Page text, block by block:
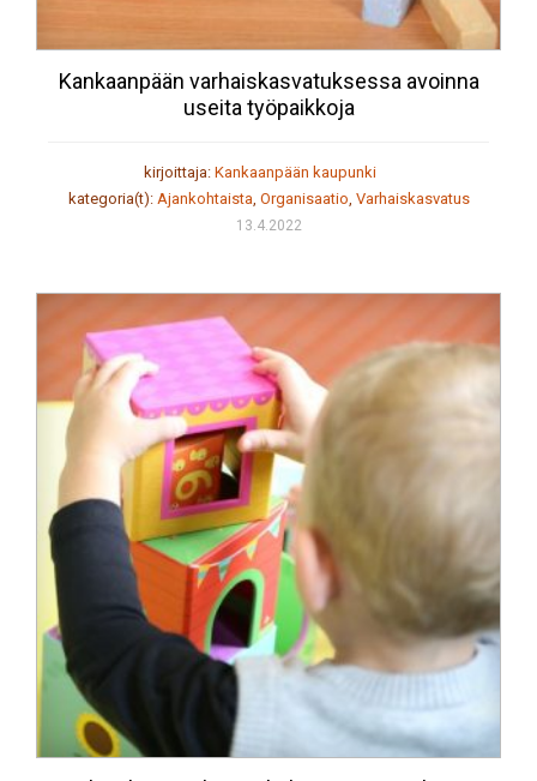
Kankaanpään varhaiskasvatuksessa avoinna
useita työpaikkoja
kirjoittaja: Kankaanpään kaupunki
kategoria(t): Ajankohtaista, Organisaatio, Varhaiskasvatus
13.4.2022